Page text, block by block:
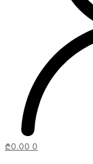
₾0.00 0